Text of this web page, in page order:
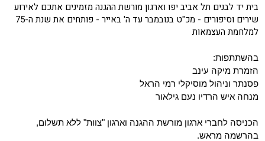
בית יד לבנים תל אביב יפו וארגון מורשת ההגנה מזמינים אתכם לאירוע
שירים וסיפורים - מכ"ט בנובמבר עד ה' באייר - פותחים את שנת ה-75
למלחמת העצמאות
בהשתתפות:
הזמרת מיקה עינב
פסנתר וניהול מוסיקלי רמי הראל
מנחה איש הרדיו נעם גילאור
הכניסה לחברי ארגון מורשת ההגנה וארגון "צוות" ללא תשלום,
בהרשמה מראש.